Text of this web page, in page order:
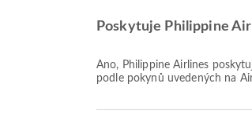
Poskytuje Philippine
Ano, Philippine Airlines poskytuje online odbavení na lety do Nagoya, což vám umožňuje pohodlně se odbavit na let prostřednictvím naší platformy. Jednoduše postupujte
podle pokynů uvedených na